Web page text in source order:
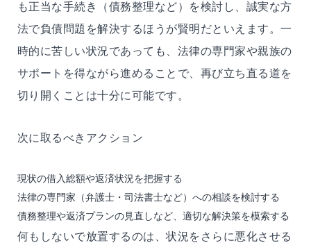
も正当な手続き（債務整理など）を検討し、誠実な方
法で負債問題を解決するほうが賢明だといえます。一
時的に苦しい状況であっても、法律の専門家や親族の
サポートを得ながら進めることで、再び立ち直る道を
切り開くことは十分に可能です。
次に取るべきアクション
現状の借入総額や返済状況を把握する
法律の専門家（弁護士・司法書士など）への相談を検討する
債務整理や返済プランの見直しなど、適切な解決策を模索する
何もしないで放置するのは、状況をさらに悪化させる